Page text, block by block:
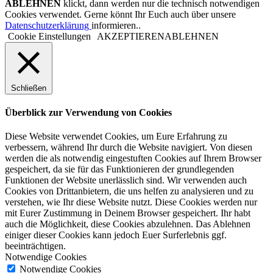
ABLEHNEN klickt, dann werden nur die technisch notwendigen
Cookies verwendet. Gerne könnt Ihr Euch auch über unsere
Datenschutzerklärung informieren..
Cookie Einstellungen
AKZEPTIERENABLEHNEN
Schließen
Überblick zur Verwendung von Cookies
Diese Website verwendet Cookies, um Eure Erfahrung zu
verbessern, während Ihr durch die Website navigiert. Von diesen
werden die als notwendig eingestuften Cookies auf Ihrem Browser
gespeichert, da sie für das Funktionieren der grundlegenden
Funktionen der Website unerlässlich sind. Wir verwenden auch
Cookies von Drittanbietern, die uns helfen zu analysieren und zu
verstehen, wie Ihr diese Website nutzt. Diese Cookies werden nur
mit Eurer Zustimmung in Deinem Browser gespeichert. Ihr habt
auch die Möglichkeit, diese Cookies abzulehnen. Das Ablehnen
einiger dieser Cookies kann jedoch Euer Surferlebnis ggf.
beeinträchtigen.
Notwendige Cookies
Notwendige Cookies